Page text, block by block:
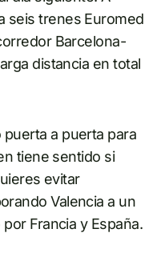
seis trenes Euromed
Barcelona-
distancia en total
a puerta para
tiene sentido si
evitar
Valencia a un
Francia y España.